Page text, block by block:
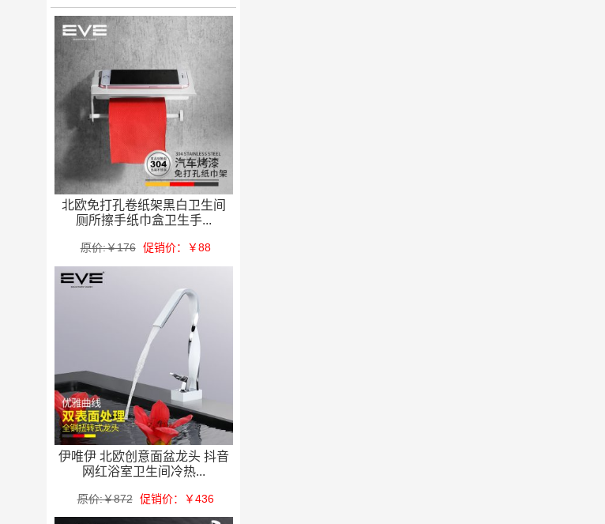
北欧免打孔卷纸架黑白卫生间
厕所擦手纸巾盒卫生手...
原价:￥176 促销价：￥88
伊唯伊 北欧创意面盆龙头 抖音
网红浴室卫生间冷热...
原价:￥872 促销价：￥436